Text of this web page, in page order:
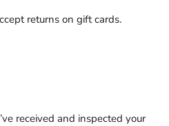
returns on gift cards.
received and inspected your